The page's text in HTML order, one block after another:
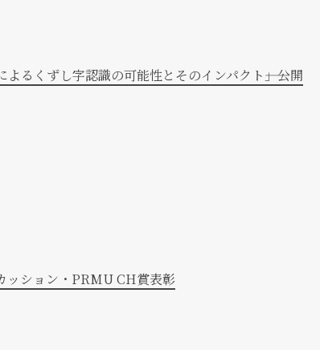
るくずし字認識の可能性とそのインパクト――」公開
ッション・PRMU CH賞表彰